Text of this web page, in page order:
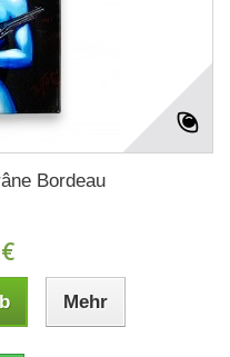
Bordeau
Mehr